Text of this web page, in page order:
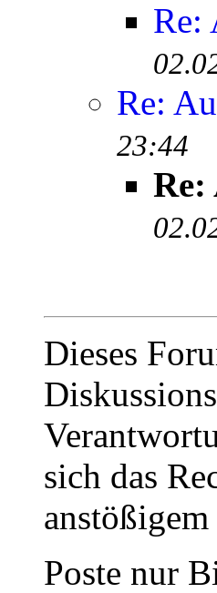
Re:
Re:
23:44
Re:
Dieses
sich das
Poste nur